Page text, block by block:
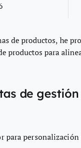
de productos, he
productos para
de
para